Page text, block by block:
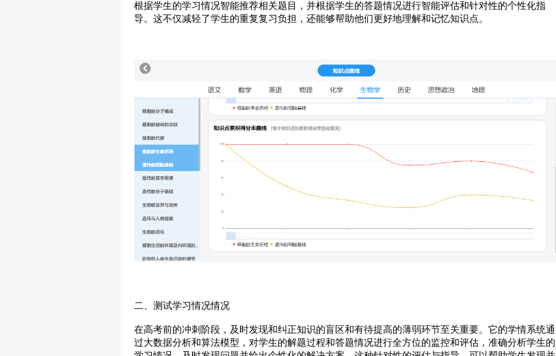
根据学生的学习情况智能推荐相关题目，并根据学生的答题情况进行智能评估和针对性的个性化指
导。这不仅减轻了学生的重复复习负担，还能够帮助他们更好地理解和记忆知识点。
二、测试学习情况情况
在高考前的冲刺阶段，及时发现和纠正知识的盲区和有待提高的薄弱环节至关重要。它的学情系统通
过大数据分析和算法模型，对学生的解题过程和答题情况进行全方位的监控和评估，准确分析学生的